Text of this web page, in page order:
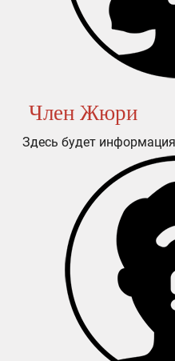
Член Жюри
Здесь будет